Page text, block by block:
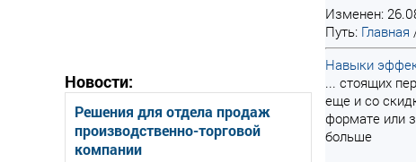
Новости:
Решения для отдела продаж
производственно-торговой
компании
Изменен:
Путь: Главная
Навыки
... стоящих
еще и со
формате или
больше